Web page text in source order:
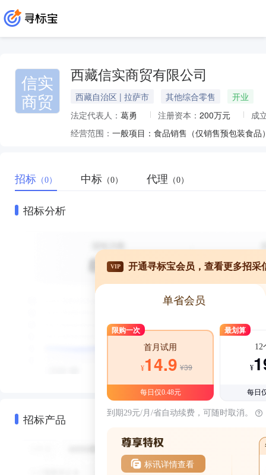
信实
商贸
西藏信实商贸有限公司
西藏自治区 | 拉萨市 其他综合零售
开业
法定代表人： 葛勇 注册资本： 200万元
成
经营范围：
招标 （0） 中标 （0） 代理 （0）
招标分析
招标产品
VIP 开通寻标宝会员，查看更多招采
单省会员
限购一次
首月试用
¥14.9 ¥39
每日仅0.48元
最划算
12
¥
每日
到期29元/月/省自动续费，可随时取消。
标讯详情查看